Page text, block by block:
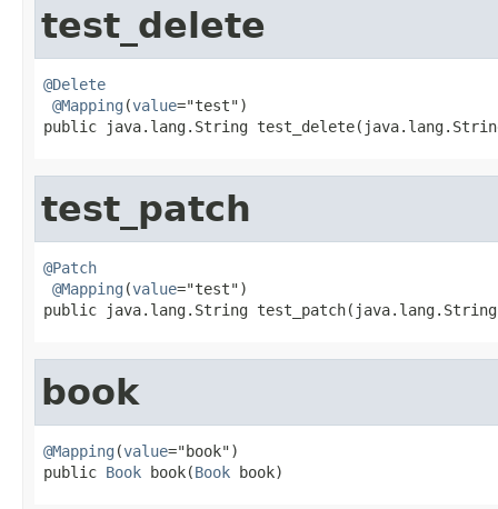
test_delete
@Delete
@Mapping (value="test")
public java.lang.String test_delete(java.lang.String
test_patch
@Patch
@Mapping (value="test")
public java.lang.String test_patch(java.lang.String
book
@Mapping (value="book")
public Book book(Book book)